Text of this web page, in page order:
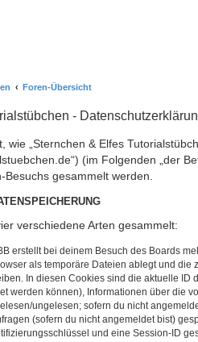
Foren-Übersicht
-
wie „Sternchen & Elfes
(im Folgenden „der
gesammelt werden.
verschiedene Arten gesammelt:
erstellt bei deinem Besuch des Boards
als temporäre Dateien ablegt und die
In diesen Cookies sind die aktuelle ID
werden können), Informationen über die
ungelesen; sofern du nicht
(sofern du nicht angemeldet bist)
und eine Session-ID